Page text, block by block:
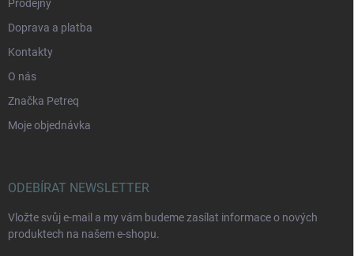
Prodejny
Doprava a platba
Kontakty
O nás
Značka Petreq
Moje objednávka
ODEBÍRAT NEWSLETTER
Vložte svůj e-mail a my vám budeme zasílat informace o nových
produktech na našem e-shopu.